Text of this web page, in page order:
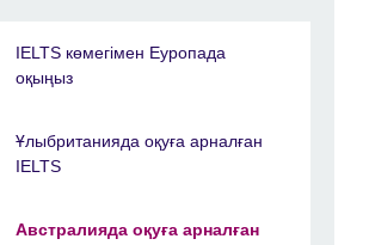
IELTS көмегімен Еуропада
оқыңыз
Ұлыбританияда оқуға арналған
IELTS
Австралияда оқуға арналған